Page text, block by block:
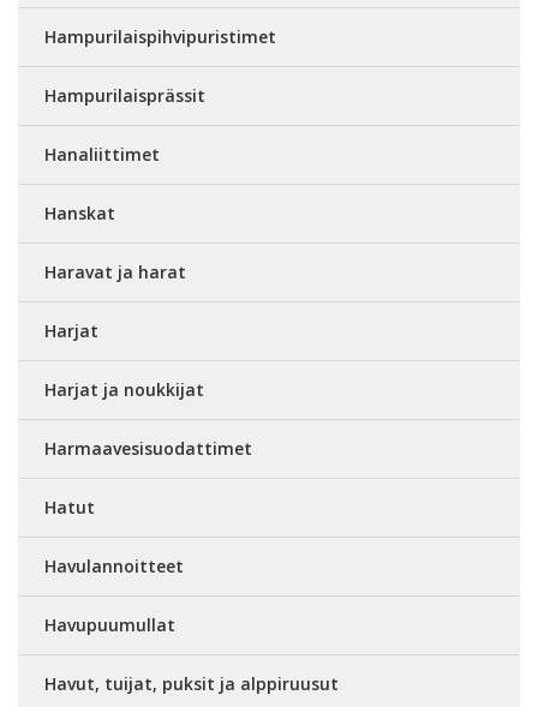
Hampurilaispihvipuristimet
Hampurilaisprässit
Hanaliittimet
Hanskat
Haravat ja harat
Harjat
Harjat ja noukkijat
Harmaavesisuodattimet
Hatut
Havulannoitteet
Havupuumullat
Havut, tuijat, puksit ja alppiruusut